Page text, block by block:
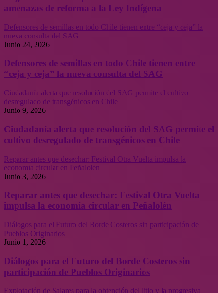
amenazas de reforma a la Ley Indígena
Defensores de semillas en todo Chile tienen entre “ceja y ceja” la
nueva consulta del SAG
Junio 24, 2026
Defensores de semillas en todo Chile tienen entre
“ceja y ceja” la nueva consulta del SAG
Ciudadanía alerta que resolución del SAG permite el cultivo
desregulado de transgénicos en Chile
Junio 9, 2026
Ciudadanía alerta que resolución del SAG permite el
cultivo desregulado de transgénicos en Chile
Reparar antes que desechar: Festival Otra Vuelta impulsa la
economía circular en Peñalolén
Junio 3, 2026
Reparar antes que desechar: Festival Otra Vuelta
impulsa la economía circular en Peñalolén
Diálogos para el Futuro del Borde Costeros sin participación de
Pueblos Originarios
Junio 1, 2026
Diálogos para el Futuro del Borde Costeros sin
participación de Pueblos Originarios
Explotación de Salares para la obtención del litio y la progresiva